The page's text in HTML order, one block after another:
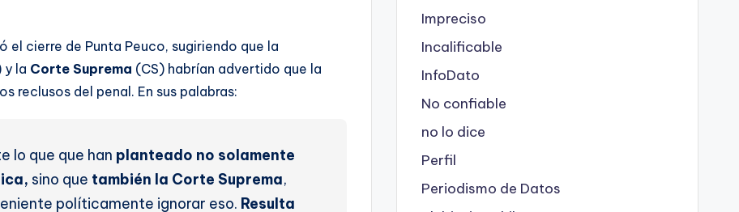
el cierre de Punta Peuco, sugiriendo que la
y la Corte Suprema (CS) habrían advertido que la
reclusos del penal. En sus palabras:
lo que que han planteado no solamente
sino que también la Corte Suprema,
políticamente ignorar eso. Resulta
Impreciso
Incalificable
InfoDato
No confiable
no lo dice
Perfil
Periodismo de Datos